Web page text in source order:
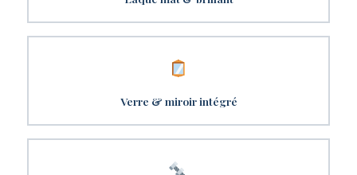
Verre & miroir intégré